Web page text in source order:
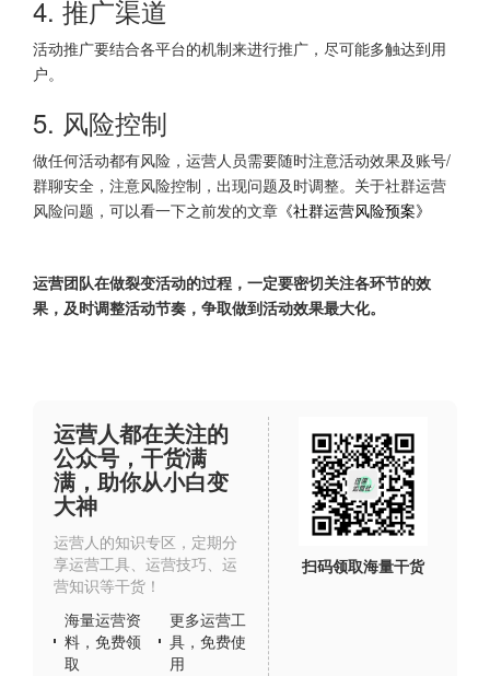
4. 推广渠道
活动推广要结合各平台的机制来进行推广，尽可能多触达到用
户。
5. 风险控制
做任何活动都有风险，运营人员需要随时注意活动效果及账号/
群聊安全，注意风险控制，出现问题及时调整。关于社群运营
风险问题，可以看一下之前发的文章 《社群运营风险预案》
运营团队在做裂变活动的过程，一定要密切关注各环节的效
果，及时调整活动节奏，争取做到活动效果最大化。
运营人都在关注的
公众号，干货满
满，助你从小白变
大神
运营人的知识专区，定期分
享运营工具、运营技巧、运
营知识等干货！
海量运营资
料，免费领
取
更多运营工
具，免费使
用
扫码领取海量干货